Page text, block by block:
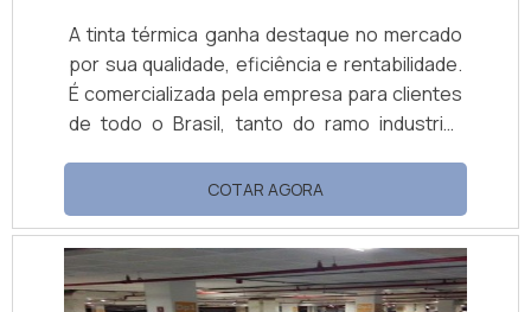
A tinta térmica ganha destaque no mercado
por sua qualidade, eficiência e rentabilidade.
É comercializada pela empresa para clientes
de todo o Brasil, tanto do ramo industrial,
apartamentos, casas e outros espaços
construídos ou reformados.Características
positivas do produtoSeja em decoração,
seja na pintura industrial, a tinta de isolação
térmica é capaz de refletir até 75% de
COTAR AGORA